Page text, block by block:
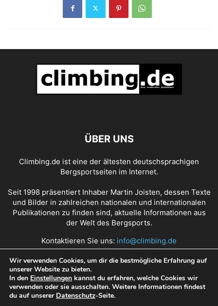
ÜBER UNS
Climbing.de ist eine der ältesten deutschsprachigen
Bergsportseiten im Internet.
Seit 1998 präsentiert Inhaber Martin Joisten, dessen Texte
und Bilder in zahlreichen nationalen und internationalen
Publikationen zu finden sind, aktuelle Informationen aus
der Welt des Bergsports.
Kontaktieren Sie uns: info@climbing.de
Über Climbing.de RSS Feed Mediadaten
Nutzungsbedingungen Datenschutz
Wir verwenden Cookies, um dir die bestmögliche Erfahrung auf
unserer Website zu bieten.
In den Einstellungen kannst du erfahren, welche Cookies wir
verwenden oder sie ausschalten. Weitere Informationen findest
du auf unserer Datenschutz-Seite.